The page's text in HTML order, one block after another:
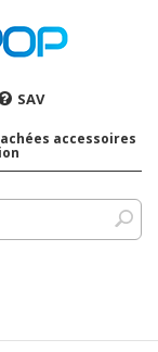
SAV
accessoires